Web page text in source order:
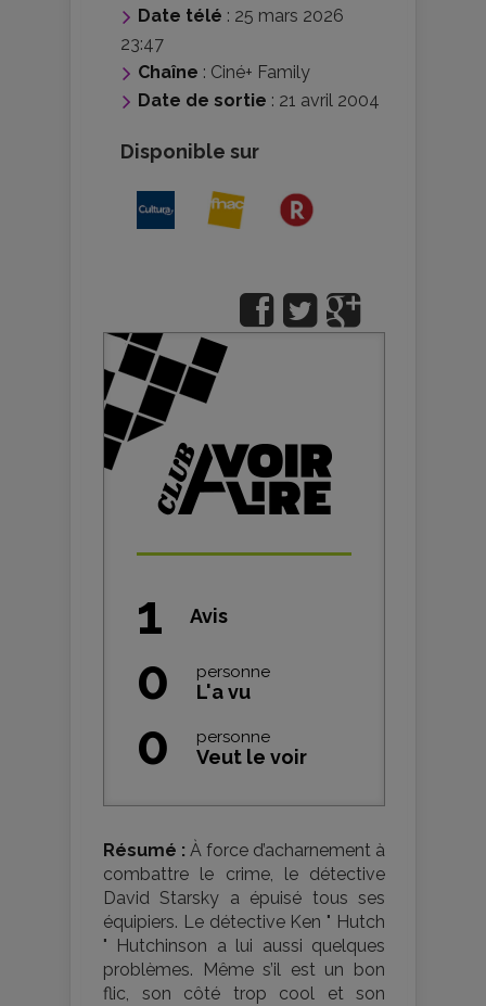
Date télé : 25 mars 2026
23:47
Chaîne : Ciné+ Family
Date de sortie : 21 avril 2004
Disponible sur
1 Avis
0 personne
L'a vu
0 personne
Veut le voir
Résumé : À force d’acharnement à
combattre le crime, le détective
David Starsky a épuisé tous ses
équipiers. Le détective Ken " Hutch
" Hutchinson a lui aussi quelques
problèmes. Même s’il est un bon
flic, son côté trop cool et son